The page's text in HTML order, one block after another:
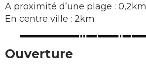
A proximité d’une plage : 0,2km
En centre ville : 2km
Ouverture